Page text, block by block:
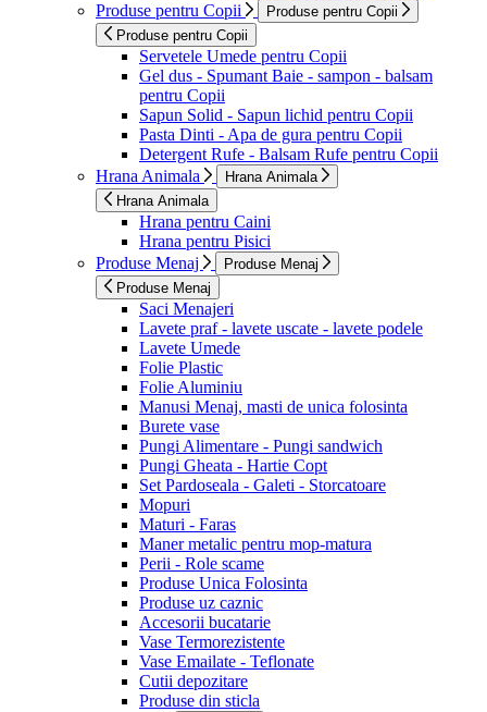
Produse pentru Copii
Produse pentru Copii
Produse pentru Copii
Servetele Umede pentru Copii
Gel dus - Spumant Baie - sampon - balsam
pentru Copii
Sapun Solid - Sapun lichid pentru Copii
Pasta Dinti - Apa de gura pentru Copii
Detergent Rufe - Balsam Rufe pentru Copii
Hrana Animala
Hrana Animala
Hrana Animala
Hrana pentru Caini
Hrana pentru Pisici
Produse Menaj
Produse Menaj
Produse Menaj
Saci Menajeri
Lavete praf - lavete uscate - lavete podele
Lavete Umede
Folie Plastic
Folie Aluminiu
Manusi Menaj, masti de unica folosinta
Burete vase
Pungi Alimentare - Pungi sandwich
Pungi Gheata - Hartie Copt
Set Pardoseala - Galeti - Storcatoare
Mopuri
Maturi - Faras
Maner metalic pentru mop-matura
Perii - Role scame
Produse Unica Folosinta
Produse uz caznic
Accesorii bucatarie
Vase Termorezistente
Vase Emailate - Teflonate
Cutii depozitare
Produse din sticla